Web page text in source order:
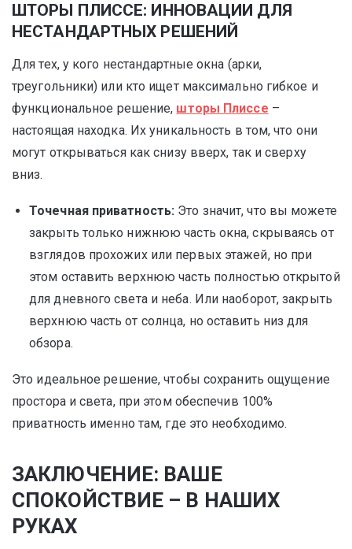
ШТОРЫ ПЛИССЕ: ИННОВАЦИИ ДЛЯ
НЕСТАНДАРТНЫХ РЕШЕНИЙ
Для тех, у кого нестандартные окна (арки,
треугольники) или кто ищет максимально гибкое и
функциональное решение, шторы Плиссе –
настоящая находка. Их уникальность в том, что они
могут открываться как снизу вверх, так и сверху
вниз.
Точечная приватность: Это значит, что вы можете
закрыть только нижнюю часть окна, скрываясь от
взглядов прохожих или первых этажей, но при
этом оставить верхнюю часть полностью открытой
для дневного света и неба. Или наоборот, закрыть
верхнюю часть от солнца, но оставить низ для
обзора.
Это идеальное решение, чтобы сохранить ощущение
простора и света, при этом обеспечив 100%
приватность именно там, где это необходимо.
ЗАКЛЮЧЕНИЕ: ВАШЕ
СПОКОЙСТВИЕ – В НАШИХ
РУКАХ